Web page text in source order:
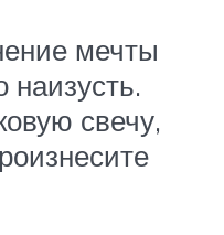
мечты
наизусть.
свечу,